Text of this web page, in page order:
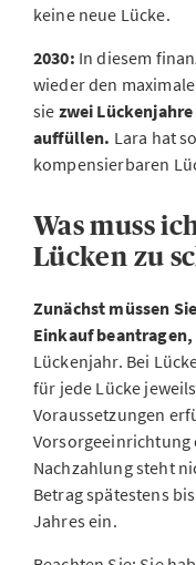
keine neue Lücke.
2030: In diesem
wieder den
sie zwei
auffüllen. Lara hat
kompensierbaren
Was muss
Lücken zu
Zunächst müssen
Einkauf beantragen,
Lückenjahr. Bei
für jede Lücke
Voraussetzungen
Vorsorgeeinrichtung
Nachzahlung steht
Betrag spätestens
Jahres ein.